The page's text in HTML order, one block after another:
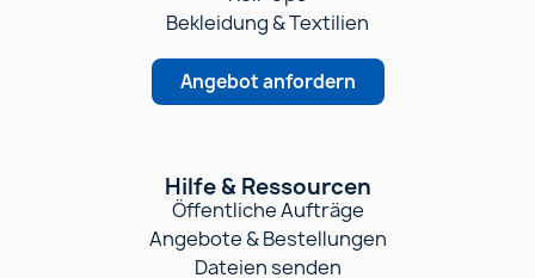
Bekleidung & Textilien
Angebot anfordern
Hilfe & Ressourcen
Öffentliche Aufträge
Angebote & Bestellungen
Dateien senden